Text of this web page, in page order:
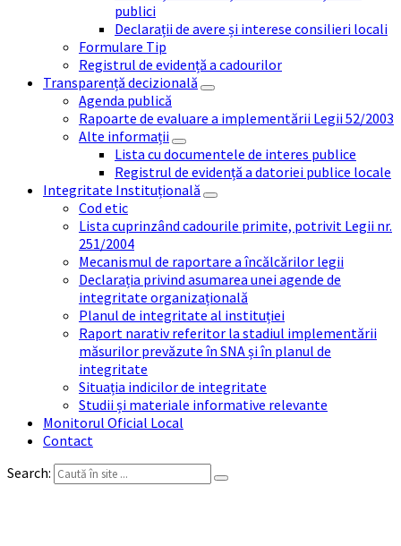
publici
Declarații de avere și interese consilieri locali
Formulare Tip
Registrul de evidență a cadourilor
Transparență decizională
Agenda publică
Rapoarte de evaluare a implementării Legii 52/2003
Alte informații
Lista cu documentele de interes publice
Registrul de evidență a datoriei publice locale
Integritate Instituțională
Cod etic
Lista cuprinzând cadourile primite, potrivit Legii nr.
251/2004
Mecanismul de raportare a încălcărilor legii
Declarația privind asumarea unei agende de
integritate organizațională
Planul de integritate al instituției
Raport narativ referitor la stadiul implementării
măsurilor prevăzute în SNA și în planul de
integritate
Situația indicilor de integritate
Studii și materiale informative relevante
Monitorul Oficial Local
Contact
Search: